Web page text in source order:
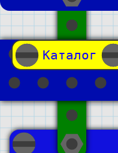
Каталог